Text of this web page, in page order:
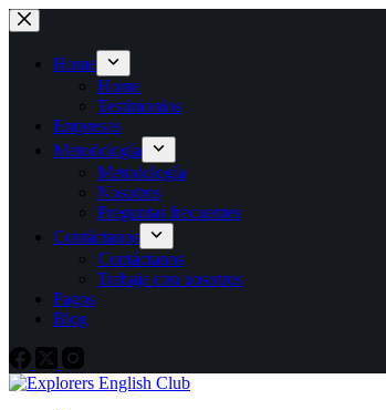
Home
Home
Testimonios
Empresas
Metodología
Metodología
Nosotros
Preguntas frecuentes
Contáctanos
Contáctanos
Trabaja con nosotros
Pagos
Blog